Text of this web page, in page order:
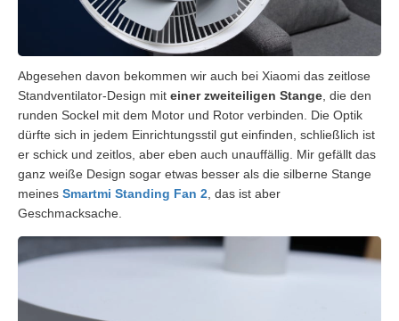
Abgesehen davon bekommen wir auch bei Xiaomi das zeitlose
Standventilator-Design mit einer zweiteiligen Stange , die den
runden Sockel mit dem Motor und Rotor verbinden. Die Optik
dürfte sich in jedem Einrichtungsstil gut einfinden, schließlich ist
er schick und zeitlos, aber eben auch unauffällig. Mir gefällt das
ganz weiße Design sogar etwas besser als die silberne Stange
meines Smartmi Standing Fan 2 , das ist aber
Geschmacksache.